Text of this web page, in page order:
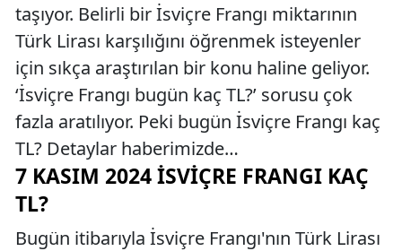
taşıyor. Belirli bir İsviçre Frangı miktarının
Türk Lirası karşılığını öğrenmek isteyenler
için sıkça araştırılan bir konu haline geliyor.
‘İsviçre Frangı bugün kaç TL?’ sorusu çok
fazla aratılıyor. Peki bugün İsviçre Frangı kaç
TL? Detaylar haberimizde…
7 KASIM 2024 İSVIÇRE FRANGI KAÇ
TL?
Bugün itibarıyla İsviçre Frangı'nın Türk Lirası